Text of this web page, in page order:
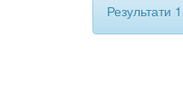
Результати